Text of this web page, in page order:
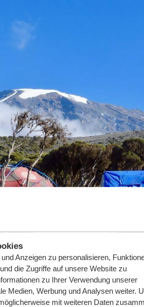
Anzeigen zu personalisieren,
die Zugriffe auf unsere Website zu
zu Ihrer Verwendung unserer
Medien, Werbung und Analysen weiter.
mit weiteren Daten